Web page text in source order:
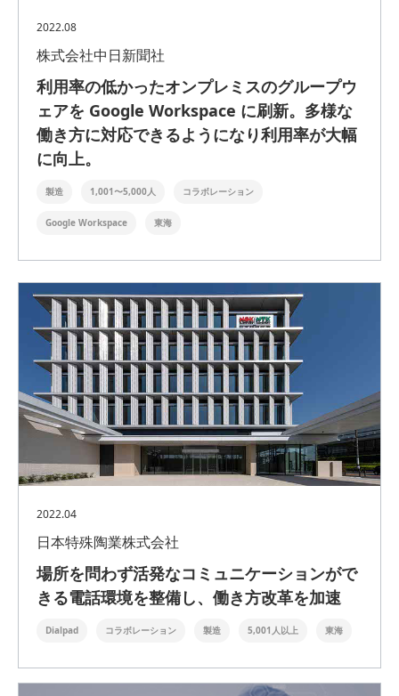
2022.08
株式会社中日新聞社
利用率の低かったオンプレミスのグループウ
ェアを Google Workspace に刷新。多様な
働き方に対応できるようになり利用率が大幅
に向上。
製造 1,001〜5,000人 コラボレーション
Google Workspace 東海
2022.04
日本特殊陶業株式会社
場所を問わず活発なコミュニケーションがで
きる電話環境を整備し、働き方改革を加速
Dialpad コラボレーション 製造 5,001人以上 東海